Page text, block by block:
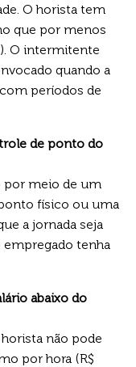
O horista tem
que por menos
O intermitente
quando a
períodos de
de ponto do
meio de um
físico ou uma
a jornada seja
empregado tenha
abaixo do
não pode
por hora (R$